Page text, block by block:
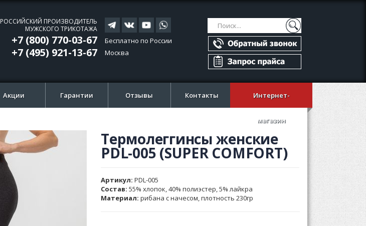
Поиск
Поиск
РОССИЙСКИЙ ПРОИЗВОДИТЕЛЬ
МУЖСКОГО ТРИКОТАЖА
+7 (800) 770-03-67
+7 (495) 921-13-67
Бесплатно по России
Москва
Акции Гарантии Отзывы Контакты Интернет-
магазин
Термолеггинсы женские
PDL-005 (SUPER COMFORT)
Артикул PDL-005
Состав: 55% хлопок, 40% полиэстер, 5% лайкра
Материал: рибана с начесом, плотность 230гр